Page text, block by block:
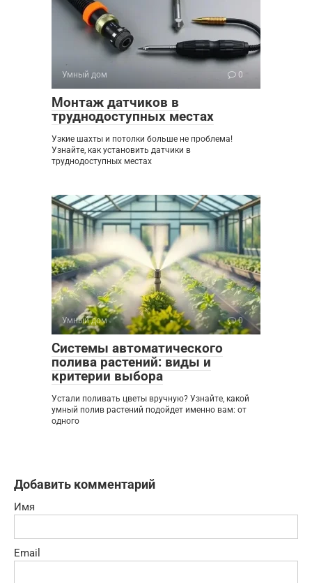
Умный дом 0
Монтаж датчиков в
труднодоступных местах
Узкие шахты и потолки больше не проблема!
Узнайте, как установить датчики в
труднодоступных местах
Умный дом 0
Системы автоматического
полива растений: виды и
критерии выбора
Устали поливать цветы вручную? Узнайте, какой
умный полив растений подойдет именно вам: от
одного
Добавить комментарий
Имя
Email